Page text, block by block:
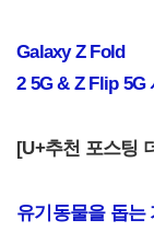
Galaxy Z Fold
2 5G & Z Flip 5G
[U+추천 포스팅
유기동물을 돕는